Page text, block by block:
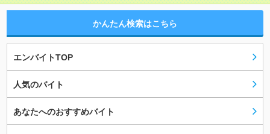
かんたん検索はこちら
エンバイトTOP
人気のバイト
あなたへのおすすめバイト